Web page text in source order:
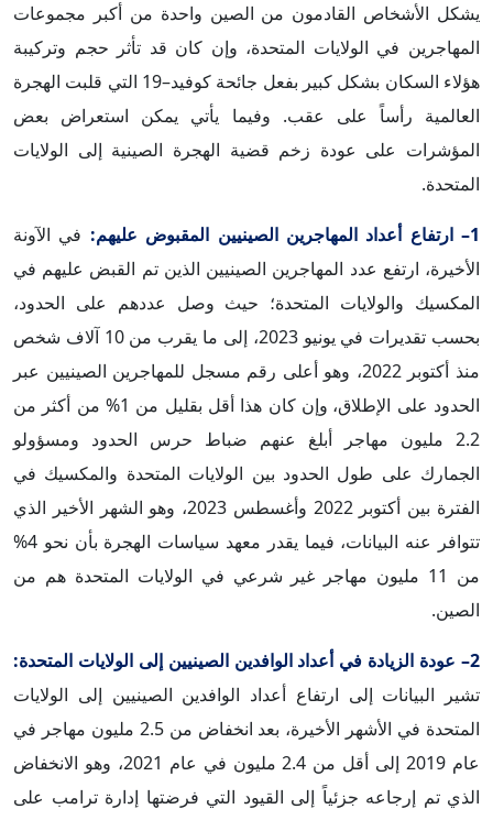
يشكل الأشخاص القادمون من الصين واحدة من أكبر مجموعات
المهاجرين في الولايات المتحدة، وإن كان قد تأثر حجم وتركيبة
هؤلاء السكان بشكل كبير بفعل جائحة كوفيد–19 التي قلبت الهجرة
العالمية رأساً على عقب. وفيما يأتي يمكن استعراض بعض
المؤشرات على عودة زخم قضية الهجرة الصينية إلى الولايات
المتحدة.
1– ارتفاع أعداد المهاجرين الصينيين المقبوض عليهم:
في الآونة
الأخيرة، ارتفع عدد المهاجرين الصينيين الذين تم القبض عليهم في
المكسيك والولايات المتحدة؛ حيث وصل عددهم على الحدود،
بحسب تقديرات في يونيو 2023، إلى ما يقرب من 10 آلاف شخص
منذ أكتوبر 2022، وهو أعلى رقم مسجل للمهاجرين الصينيين عبر
الحدود على الإطلاق،
وإن كان هذا أقل بقليل من 1% من أكثر من
2.2 مليون مهاجر أبلغ عنهم ضباط حرس الحدود ومسؤولو
الجمارك على طول الحدود بين الولايات المتحدة والمكسيك في
الفترة بين أكتوبر 2022 وأغسطس 2023، وهو الشهر الأخير الذي
تتوافر عنه البيانات، فيما يقدر معهد سياسات الهجرة بأن نحو 4%
من 11 مليون مهاجر غير شرعي في الولايات المتحدة هم من
الصين.
2– عودة الزيادة في أعداد الوافدين الصينيين إلى الولايات المتحدة:
تشير البيانات إلى ارتفاع أعداد الوافدين الصينيين إلى الولايات
المتحدة في الأشهر الأخيرة، بعد انخفاض من 2.5 مليون مهاجر في
عام 2019 إلى أقل من 2.4 مليون في عام 2021، وهو الانخفاض
الذي تم إرجاعه جزئياً إلى القيود التي فرضتها إدارة ترامب على